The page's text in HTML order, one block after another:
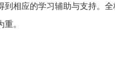
到相应的学习辅助与支持。
。